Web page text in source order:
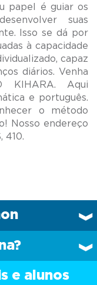
papel é guiar os
suas
Isso se dá por
à capacidade
capaz
diários. Venha
KIHARA. Aqui
e português.
o método
Nosso endereço
e alunos